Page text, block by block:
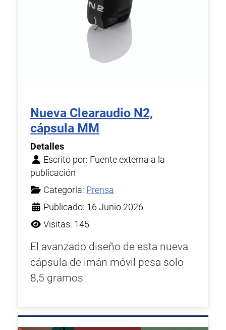
Nueva Clearaudio N2,
cápsula MM
Detalles
Escrito por: Fuente externa a la
publicación
Categoría: Prensa
Publicado: 16 Junio 2026
Visitas: 145
El avanzado diseño de esta nueva
cápsula de imán móvil pesa solo
8,5 gramos